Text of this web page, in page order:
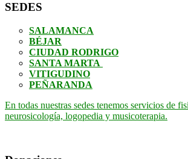
SEDES
SALAMANCA
BÉJAR
CIUDAD RODRIGO
SANTA MARTA
VITIGUDINO
PEÑARANDA
En todas nuestras sedes tenemos servicios de
neurosicología, logopedia y musicoterapia.